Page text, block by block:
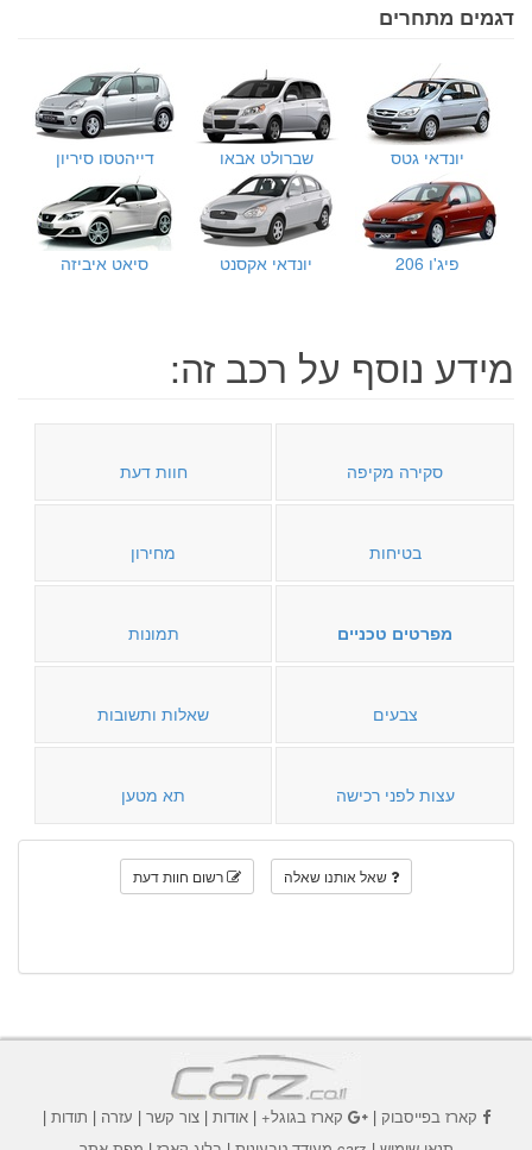
דגמים מתחרים
יונדאי גטס שברולט אבאו דייהטסו סיריון
פיג'ו 206 יונדאי אקסנט סיאט איביזה
מידע נוסף על רכב זה:
סקירה מקיפה חוות דעת
בטיחות מחירון
מפרטים טכניים תמונות
צבעים שאלות ותשובות
עצות לפני רכישה תא מטען
שאל אותנו שאלה רשום חוות דעת
קארז בפייסבוק| קארז בגוגל+|אודות |צור קשר | עזרה | תודות |